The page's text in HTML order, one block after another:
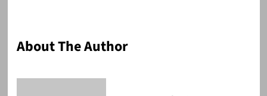
About The Author